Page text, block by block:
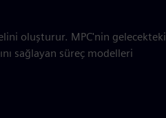
oluşturur. MPC'nin gelecekteki
sağlayan süreç modelleri